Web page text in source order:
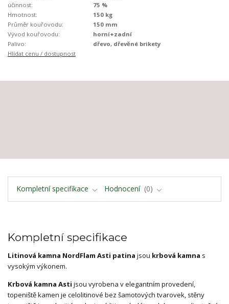
účinnost:
75 %
Hmotnost:
150 kg
Průměr kouřovodu:
150 mm
Vývod kouřovodu:
horní+zadní
Palivo:
dřevo, dřevěné brikety
Hlídat cenu / dostupnost
Kompletní specifikace Hodnocení 0
Kompletní specifikace
Litinová kamna NordFlam Asti patina jsou krbová kamna s
vysokým výkonem.
Krbová kamna Asti jsou vyrobena v elegantním provedení,
topeniště kamen je celolitinové bez šamotových tvarovek, stěny